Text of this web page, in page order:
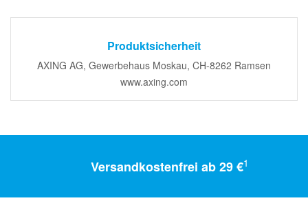
Produktsicherheit
AXING AG, Gewerbehaus Moskau, CH-8262 Ramsen
www.axing.com
Versandkostenfrei ab 29 €1